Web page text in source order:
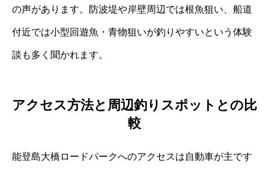
の声があります。防波堤や岸壁周辺では根魚狙い、船道
付近では小型回遊魚・青物狙いが釣りやすいという体験
談も多く聞かれます。
アクセス方法と周辺釣りスポットとの比
較
能登島大橋ロードパークへのアクセスは自動車が主です